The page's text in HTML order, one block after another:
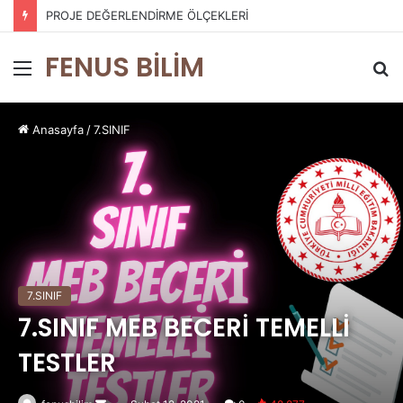
PROJE DEĞERLENDİRME ÖLÇEKLERİ
Menü
FENUS BİLİM
Anasayfa /7.SINIF
7.SINIF
7.SINIF MEB BECERİ TEMELLİ
TESTLER